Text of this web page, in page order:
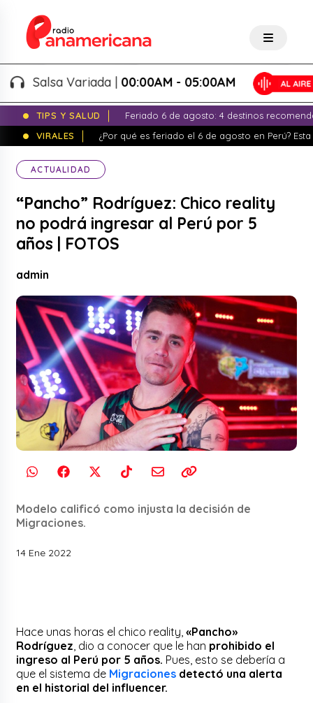
Salsa Variada |00:00AM - 05:00AM
TIPS Y SALUD
Feriado 6 de agosto: 4 destinos
VIRALES
¿Por qué es feriado el 6 de agosto en Perú?
ACTUALIDAD
“Pancho” Rodríguez: Chico reality
no podrá ingresar al Perú por 5
años | FOTOS
admin
Modelo calificó como injusta la decisión de
Migraciones.
14 Ene 2022
Hace unas horas el chico reality, «Pancho»
Rodríguez , dio a conocer que le han prohibido el
ingreso al Perú por 5 años. Pues, esto se debería a
que el sistema de Migraciones detectó una alerta
en el historial del influencer.